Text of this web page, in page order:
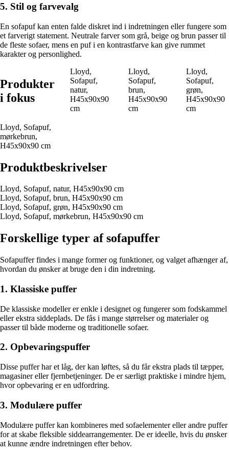
5. Stil og farvevalg
En sofapuf kan enten falde diskret ind i indretningen eller fungere som
et farverigt statement. Neutrale farver som grå, beige og brun passer til
de fleste sofaer, mens en puf i en kontrastfarve kan give rummet
karakter og personlighed.
Produkter
i fokus
Lloyd,
Sofapuf,
natur,
H45x90x90
cm
Lloyd,
Sofapuf,
brun,
H45x90x90
cm
Lloyd,
Sofapuf,
grøn,
H45x90x90
cm
Lloyd, Sofapuf,
mørkebrun,
H45x90x90 cm
Produktbeskrivelser
Lloyd, Sofapuf, natur, H45x90x90 cm
Lloyd, Sofapuf, brun, H45x90x90 cm
Lloyd, Sofapuf, grøn, H45x90x90 cm
Lloyd, Sofapuf, mørkebrun, H45x90x90 cm
Forskellige typer af sofapuffer
Sofapuffer findes i mange former og funktioner, og valget afhænger af,
hvordan du ønsker at bruge den i din indretning.
1. Klassiske puffer
De klassiske modeller er enkle i designet og fungerer som fodskammel
eller ekstra siddeplads. De fås i mange størrelser og materialer og
passer til både moderne og traditionelle sofaer.
2. Opbevaringspuffer
Disse puffer har et låg, der kan løftes, så du får ekstra plads til tæpper,
magasiner eller fjernbetjeninger. De er særligt praktiske i mindre hjem,
hvor opbevaring er en udfordring.
3. Modulære puffer
Modulære puffer kan kombineres med sofaelementer eller andre puffer
for at skabe fleksible siddearrangementer. De er ideelle, hvis du ønsker
at kunne ændre indretningen efter behov.